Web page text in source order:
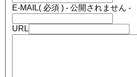
E-MAIL( 必須 ) - 公開されません -
URL